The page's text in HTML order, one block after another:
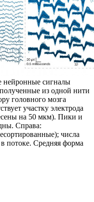
нейронные сигналы
из одной нити
головного мозга
участку электрода
на 50 мкм). Пики и
Справа:
числа
потоке. Средняя форма